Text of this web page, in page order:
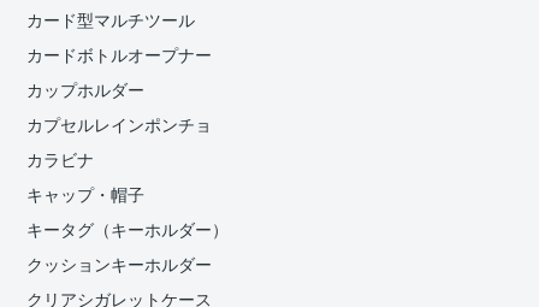
カード型マルチツール
カードボトルオープナー
カップホルダー
カプセルレインポンチョ
カラビナ
キャップ・帽子
キータグ（キーホルダー）
クッションキーホルダー
クリアシガレットケース